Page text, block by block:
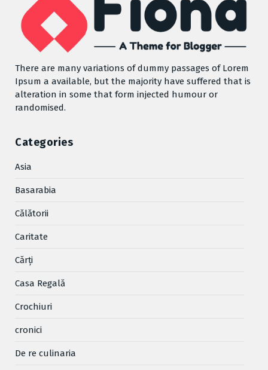
There are many variations of dummy passages of Lorem
Ipsum a available, but the majority have suffered that is
alteration in some that form injected humour or
randomised.
Categories
Asia
Basarabia
Cǎlǎtorii
Caritate
Cărţi
Casa Regală
Crochiuri
cronici
De re culinaria